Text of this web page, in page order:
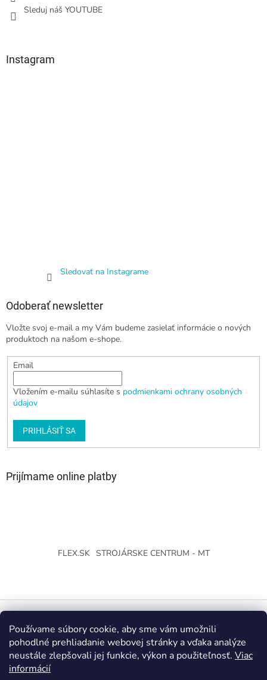
Používame súbory cookie, aby sme vám umožnili
pohodlné prehliadanie webovej stránky a vďaka analýze
neustále zlepšovali jej funkcie, výkon a použiteľnosť. Viac
informácií
Sleduj náš YOUTUBE
Instagram
Sledovať na Instagrame
Odoberať newsletter
Vložte svoj e-mail a my Vám budeme zasielať informácie o nových
produktoch na našom e-shope.
Email
Vložením e-mailu súhlasíte s podmienkami ochrany osobných
údajov
PRIHLÁSIŤ SA
Prijímame online platby
FLEX.SK STROJÁRSKE CENTRUM - MT
Vytvoril Shoptet
Copyright 2026